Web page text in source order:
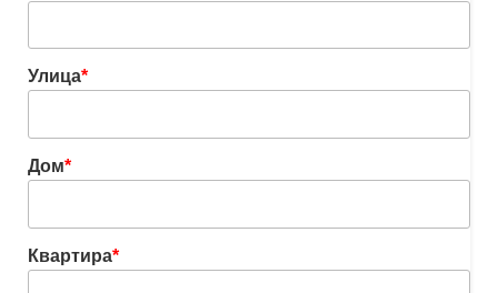
Улица*
Дом*
Квартира*